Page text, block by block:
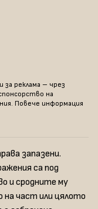
за реклама – чрез
на
Повече информация
запазени.
са под
и сродните му
на част или цялото